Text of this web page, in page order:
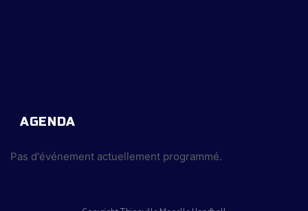
AGENDA
Pas d'événement actuellement programmé.